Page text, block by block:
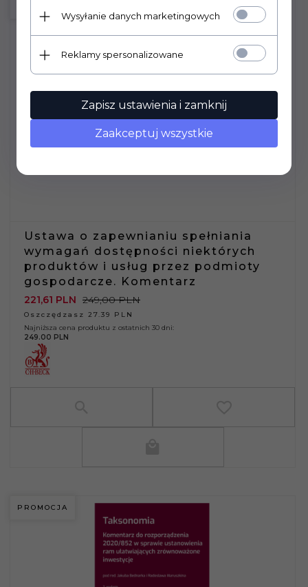
Ustawa o zapewnianiu spełniania
wymagań dostępności niektórych
produktów i usług przez podmioty
gospodarcze. Komentarz
221,61 PLN 249,00 PLN
Oszczędzasz 27.39 PLN
Najniższa cena produktu z ostatnich 30 dni:
249.00 PLN
PROMOCJA
Wysyłanie danych marketingowych
Reklamy spersonalizowane
Zapisz ustawienia i zamknij
Zaakceptuj wszystkie